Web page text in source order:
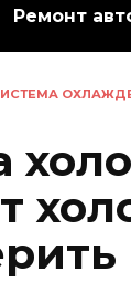
Ремонт